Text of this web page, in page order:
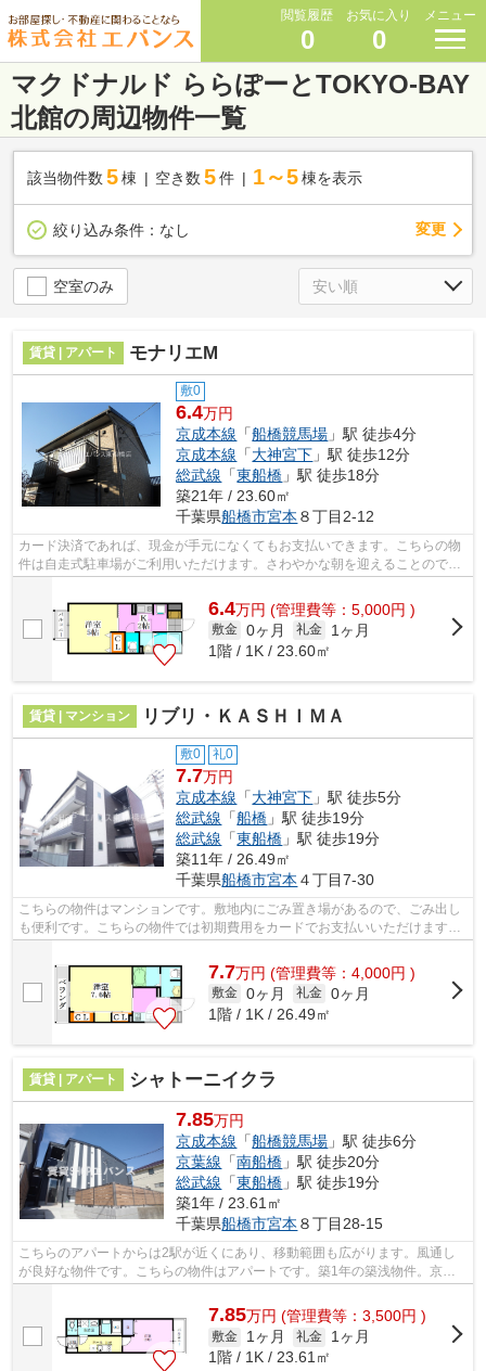
閲覧履歴
0
お気に入り
0
メニュー
マクドナルド ららぽーとTOKYO-BAY
北館の周辺物件一覧
該当物件数 5棟 空き数 5 件 1～5 棟を表示
絞り込み条件： なし 変更
空室のみ
賃貸 | アパート モナリエM
敷0
6.4万円
京成本線 「船橋競馬場 」駅 徒歩4分
京成本線 「大神宮下 」駅 徒歩12分
総武線 「東船橋 」駅 徒歩18分
築21年 / 23.60㎡
千葉県船橋市宮本 ８丁目2-12
カード決済であれば、現金が手元になくてもお支払いできます。こちらの物
件は自走式駐車場がご利用いただけます。さわやかな朝を迎えることのでき
6.4万円 (管理費等：5,000円 )
敷金 0ヶ月 礼金
1ヶ月
1階 / 1K / 23.60㎡
賃貸 | マンション リブリ・ＫＡＳＨＩＭＡ
敷0 礼0
7.7万円
京成本線 「大神宮下 」駅 徒歩5分
総武線 「船橋 」駅 徒歩19分
総武線 「東船橋 」駅 徒歩19分
築11年 / 26.49㎡
千葉県船橋市宮本 ４丁目7-30
こちらの物件はマンションです。敷地内にごみ置き場があるので、ごみ出し
も便利です。こちらの物件では初期費用をカードでお支払いいただけます。
7.7万円 (管理費等：4,000円 )
敷金 0ヶ月 礼金 0ヶ月
1階 / 1K / 26.49㎡
賃貸 | アパート シャトーニイクラ
7.85万円
京成本線 「船橋競馬場 」駅 徒歩6分
京葉線 「南船橋 」駅 徒歩20分
総武線 「東船橋 」駅 徒歩19分
築1年 / 23.61㎡
千葉県船橋市宮本 ８丁目28-15
こちらのアパートからは2駅が近くにあり、移動範囲も広がります。風通し
が良好な物件です。こちらの物件はアパートです。築1年の築浅物件。京成
本線船橋競馬場周辺に関することなら、...
7.85万円 (管理費等：3,500円 )
敷金 1ヶ月 礼金
1ヶ月
1階 / 1K / 23.61㎡